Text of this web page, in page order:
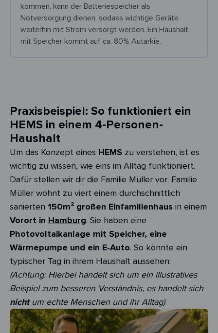
kommen, kann der Batteriespeicher als
Notversorgung dienen, sodass wichtige Geräte
weiterhin mit Strom versorgt werden. Ein Haushalt
mit Speicher kommt auf ca. 80% Autarkie.
Praxisbeispiel: So funktioniert ein
HEMS in einem 4-Personen-
Haushalt
Um das Konzept eines HEMS zu verstehen, ist es
wichtig zu wissen, wie eins im Alltag funktioniert.
Dafür stellen wir dir die Familie Müller vor: Familie
Müller wohnt zu viert einem durchschnittlich
sanierten 150m² großen Einfamilienhaus in einem
Vorort in Hamburg. Sie haben eine
Photovoltaikanlage mit Speicher, eine
Wärmepumpe und ein E-Auto. So könnte ein
typischer Tag in ihrem Haushalt aussehen:
(Achtung: Hierbei handelt sich um ein illustratives
Beispiel zum besseren Verständnis, es handelt sich
nichtum echte Menschen und ihr Alltag)